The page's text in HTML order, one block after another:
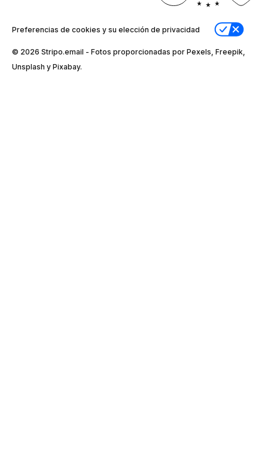
Preferencias de cookies y su elección de privacidad
© 2026 Stripо.email - Fotos proporcionadas por Pexels, Freepik,
Unsplash y Pixabay.